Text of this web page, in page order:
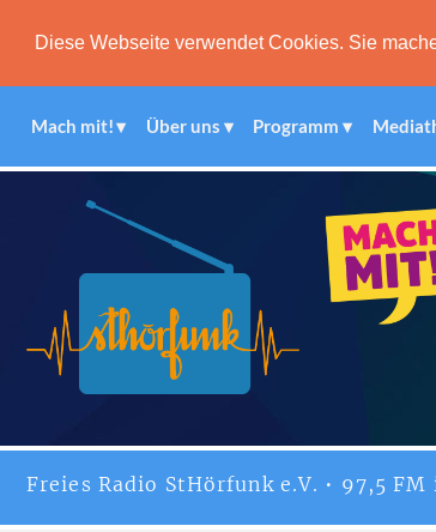
Diese Webseite verwendet Cookies. Sie
Mach mit! Über uns Programm
Freies Radio StHörfunke.V. • 97,5 FM